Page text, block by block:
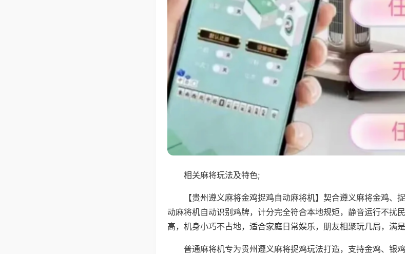
相关麻将玩法及特色;
【贵州遵义麻将金鸡捉鸡自动麻将机】契合遵义麻将金鸡、
动麻将机自动识别鸡牌，计分完全符合本地规矩，静音运行不扰
高，机身小巧不占地，适合家庭日常娱乐，朋友相聚玩几局，满
普通麻将机专为贵州遵义麻将捉鸡玩法打造，支持金鸡、银